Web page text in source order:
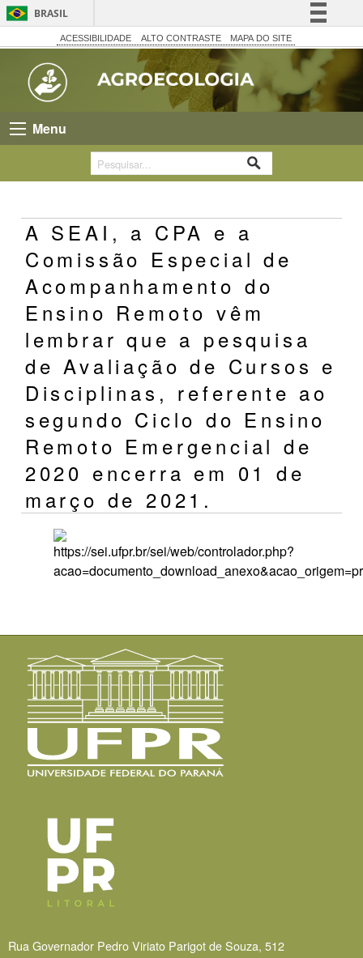
BRASIL
Simplifique!
Comunica BR
Participe
Acesso à informação
Canais
ACESSIBILIDADE ALTO CONTRASTE MAPA DO SITE
Menu
A SEAI, a CPA e a
Comissão Especial de
Acompanhamento do
Ensino Remoto vêm
lembrar que a pesquisa
de Avaliação de Cursos e
Disciplinas, referente ao
segundo Ciclo do Ensino
Remoto Emergencial de
2020 encerra em 01 de
março de 2021.
Rua Governador Pedro Viriato Parigot de Souza, 512